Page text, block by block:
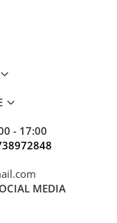
- 17:00
MEDIA